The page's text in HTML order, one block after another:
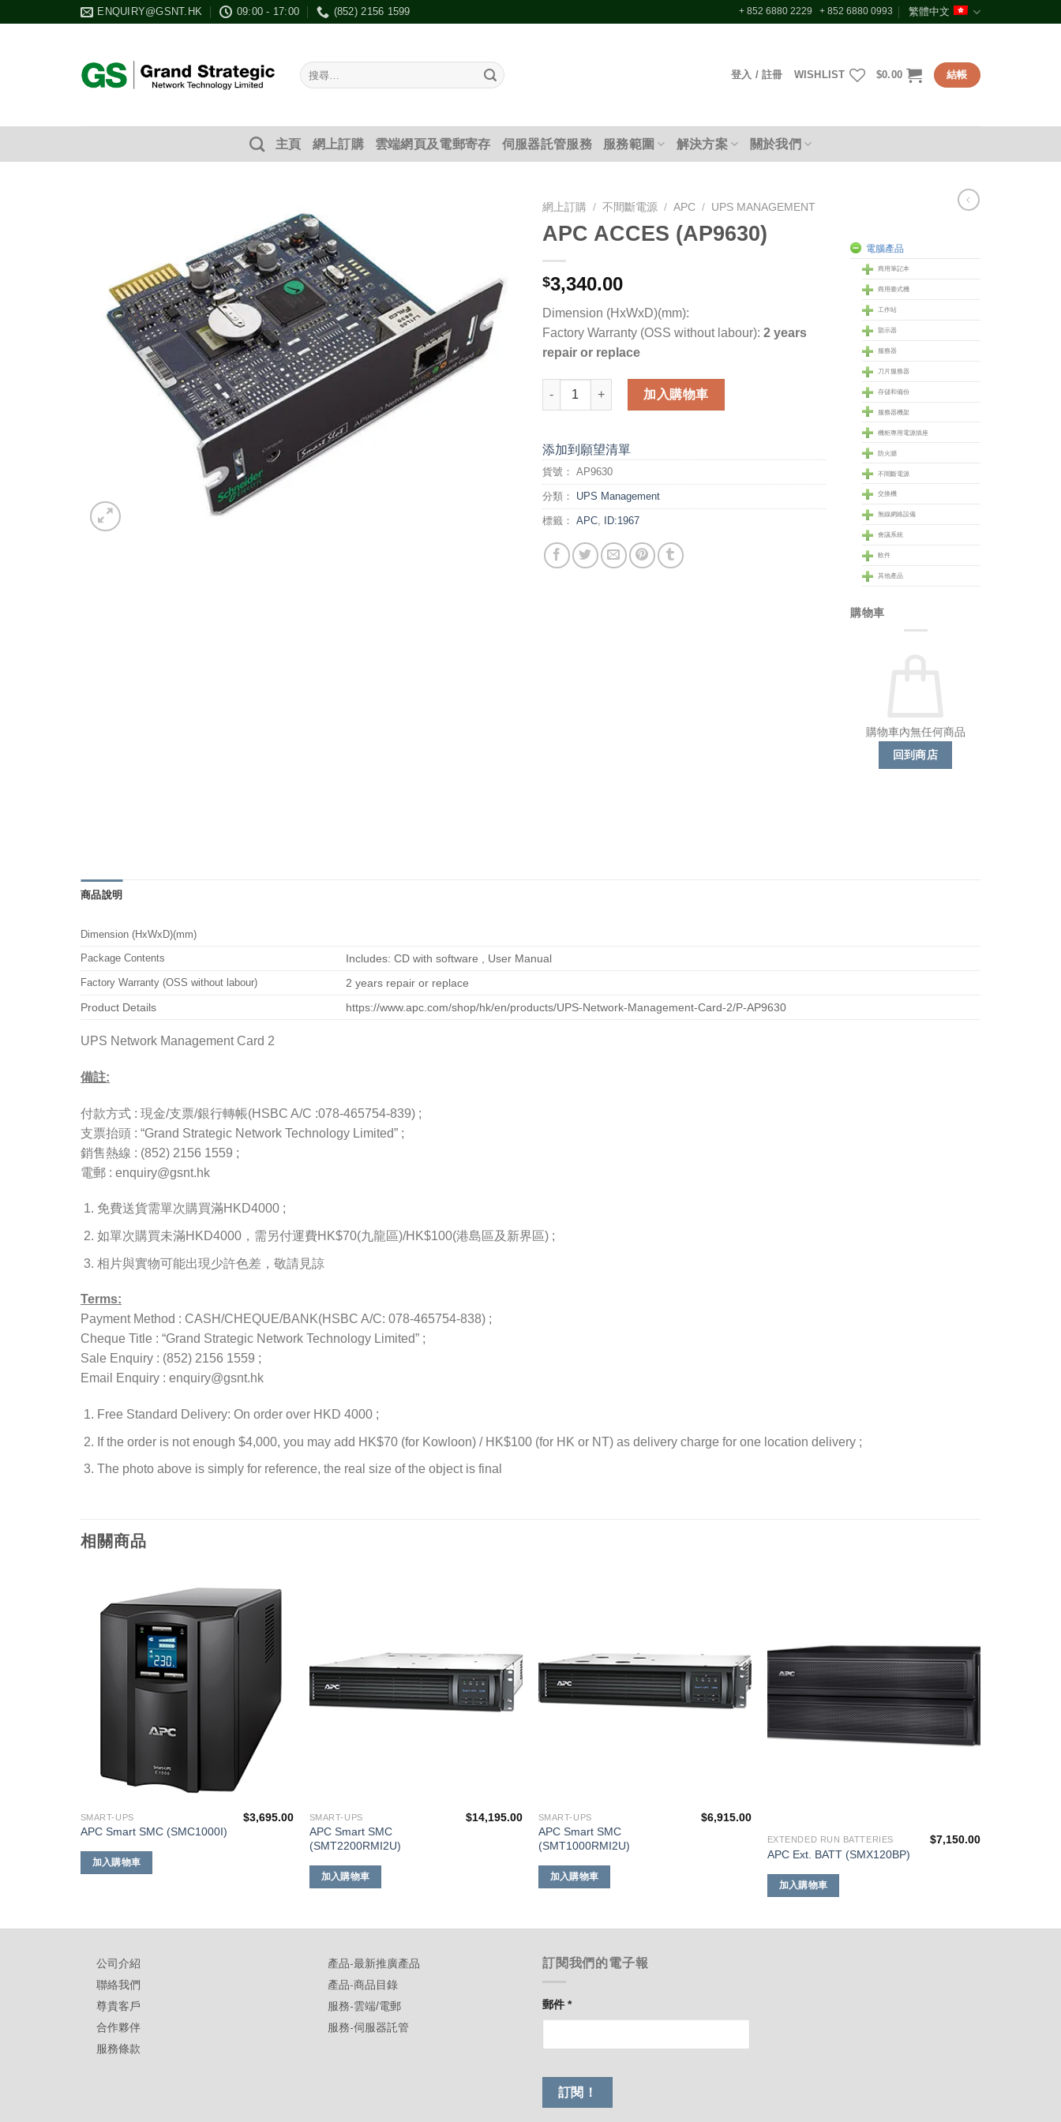
ENQUIRY@GSNT.HK 09:00 - 17:00 (852) 2156 1599 + 852 6880 2229 + 852 6880 0993 繁體中文
搜
尋：
登入 / 註冊 WISHLIST $0.00 結帳
主頁 網上訂購 雲端網頁及電郵寄存 伺服器託管服務 服務範圍 解決方案 關於我們
望清
單
網上訂購 / 不間斷電源 / APC / UPS MANAGEMENT
APC ACCES (AP9630)
$3,340.00
Dimension (HxWxD)(mm):
Factory Warranty (OSS without labour): 2 years
repair or replace
APC ACCES (AP9630) 數量
加入購物車
添加到願望清單
貨號： AP9630
分類： UPS Management
標籤： APC ID:1967
電腦產品
商用筆記本
商用臺式機
工作站
顥示器
服務器
刀片服務器
存儲和備份
服務器機架
機柜專用電源插座
防火牆
不間斷電源
交換機
無線網絡設備
會議系統
軟件
其他產品
購物車
購物車內無任何商品
回到商店
商品說明
Dimension (HxWxD)(mm)
Package Contents
Includes: CD with software , User Manual
Factory Warranty (OSS without labour)
2 years repair or replace
Product Details
https://www.apc.com/shop/hk/en/products/UPS-Network-Management-Card-2/P-AP9630
UPS Network Management Card 2
備註:
付款方式 : 現金/支票/銀行轉帳(HSBC A/C :078-465754-839) ;
支票抬頭 : “Grand Strategic Network Technology Limited” ;
銷售熱線 : (852) 2156 1559 ;
電郵 : enquiry@gsnt.hk
免費送貨需單次購買滿HKD4000 ;
如單次購買未滿HKD4000，需另付運費HK$70(九龍區)/HK$100(港島區及新界區) ;
相片與實物可能出現少許色差，敬請見諒
Terms:
Payment Method : CASH/CHEQUE/BANK(HSBC A/C: 078-465754-838) ;
Cheque Title : “Grand Strategic Network Technology Limited” ;
Sale Enquiry : (852) 2156 1559 ;
Email Enquiry : enquiry@gsnt.hk
Free Standard Delivery: On order over HKD 4000 ;
If the order is not enough $4,000, you may add HK$70 (for Kowloon) / HK$100 (for HK or NT) as delivery charge for one location delivery ;
The photo above is simply for reference, the real size of the object is final
相關商品
添加
到願
望清
單
SMART-UPS
APC Smart SMC (SMC1000I)
$3,695.00
加入購物車
SMART-UPS
APC Smart SMC
(SMT2200RMI2U)
$14,195.00
加入購物車
SMART-UPS
APC Smart SMC
(SMT1000RMI2U)
$6,915.00
加入購物車
單
EXTENDED RUN BATTERIES
APC Ext. BATT (SMX120BP)
$7,150.00
加入購物車
公司介紹
聯絡我們
尊貴客戶
合作夥伴
服務條款
產品-最新推廣產品
產品-商品目錄
服務-雲端/電郵
服務-伺服器託管
訂閱我們的電子報
郵件*